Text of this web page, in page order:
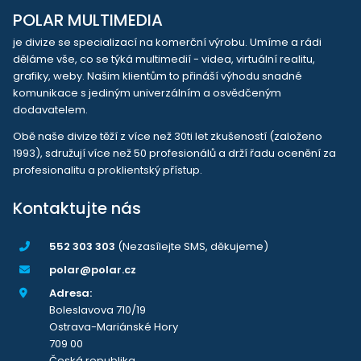
POLAR MULTIMEDIA
je divize se specializací na komerční výrobu. Umíme a rádi
děláme vše, co se týká multimedií - videa, virtuální realitu,
grafiky, weby. Našim klientům to přináší výhodu snadné
komunikace s jediným univerzálním a osvědčeným
dodavatelem.
Obě naše divize těží z více než 30ti let zkušeností (založeno
1993), sdružují více než 50 profesionálů a drží řadu ocenění za
profesionalitu a proklientský přístup.
Kontaktujte nás
552 303 303 (Nezasílejte SMS, děkujeme)
polar@polar.cz
Adresa:
Boleslavova 710/19
Ostrava-Mariánské Hory
709 00